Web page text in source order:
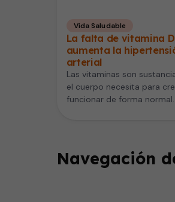
Vida Saludable
La falta de vitamina D
aumenta la
arterial
Las vitaminas son
el cuerpo necesita para
funcionar de forma normal.
Navegación